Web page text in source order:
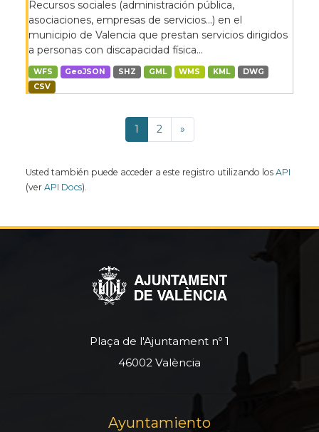
Recursos sociales (administración pública,
asociaciones, empresas de servicios…) en el
municipio de Valencia que prestan servicios dirigidos
a personas con discapacidad física...
WFS GeoJSON SHZ GML WMS KML
DWG
CSV
1 2 »
Usted también puede acceder a este registro utilizando los API
(ver API Docs).
Plaça de l'Ajuntament nº 1
46002 València
Ayuntamiento